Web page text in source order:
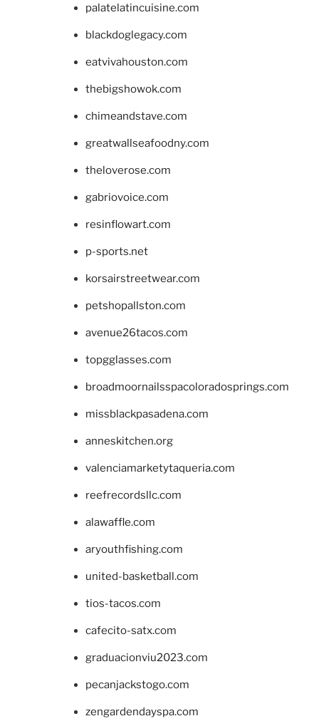
palatelatincuisine.com
blackdoglegacy.com
eatvivahouston.com
thebigshowok.com
chimeandstave.com
greatwallseafoodny.com
theloverose.com
gabriovoice.com
resinflowart.com
p-sports.net
korsairstreetwear.com
petshopallston.com
avenue26tacos.com
topgglasses.com
broadmoornailsspacoloradosprings.com
missblackpasadena.com
anneskitchen.org
valenciamarketytaqueria.com
reefrecordsllc.com
alawaffle.com
aryouthfishing.com
united-basketball.com
tios-tacos.com
cafecito-satx.com
graduacionviu2023.com
pecanjackstogo.com
zengardendayspa.com